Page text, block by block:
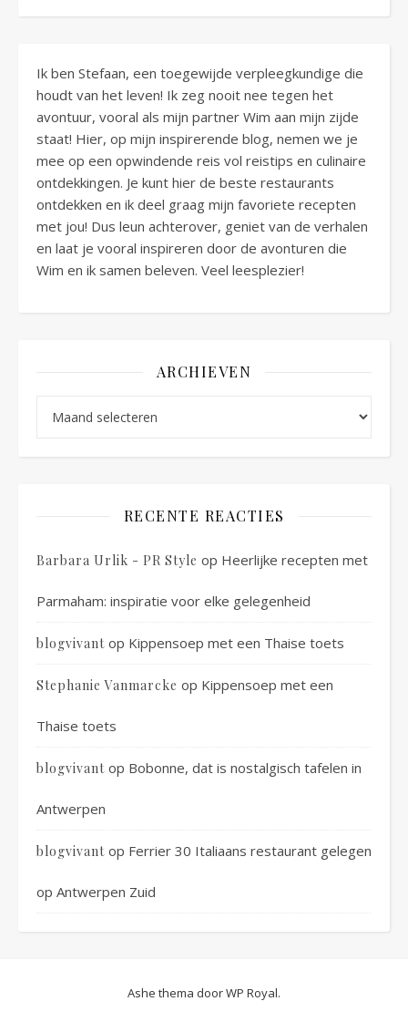
Ik ben Stefaan, een toegewijde verpleegkundige die
houdt van het leven! Ik zeg nooit nee tegen het
avontuur, vooral als mijn partner Wim aan mijn zijde
staat! Hier, op mijn inspirerende blog, nemen we je
mee op een opwindende reis vol reistips en culinaire
ontdekkingen. Je kunt hier de beste restaurants
ontdekken en ik deel graag mijn favoriete recepten
met jou! Dus leun achterover, geniet van de verhalen
en laat je vooral inspireren door de avonturen die
Wim en ik samen beleven. Veel leesplezier!
ARCHIEVEN
RECENTE REACTIES
Barbara Urlik - PR Style op Heerlijke recepten met
Parmaham: inspiratie voor elke gelegenheid
blogvivant op Kippensoep met een Thaise toets
Stephanie Vanmarcke op Kippensoep met een
Thaise toets
blogvivant op Bobonne, dat is nostalgisch tafelen in
Antwerpen
blogvivant op Ferrier 30 Italiaans restaurant gelegen
op Antwerpen Zuid
Ashe thema doorWP Royal.